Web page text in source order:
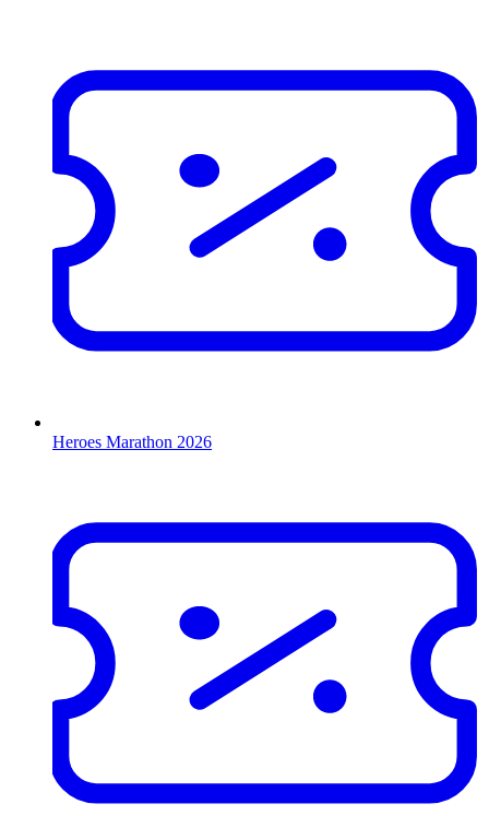
Heroes Marathon 2026